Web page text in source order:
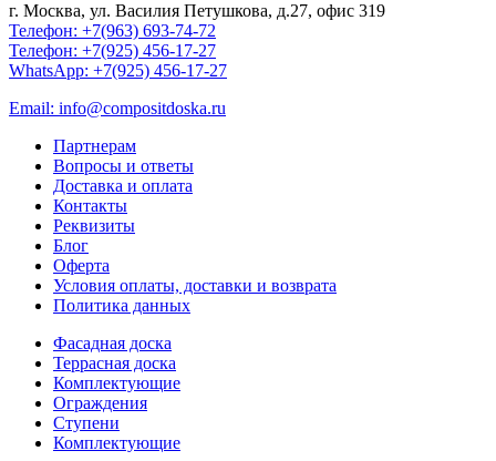
г. Москва, ул. Василия Петушкова, д.27, офис 319
Телефон: +7(963) 693-74-72
Телефон: +7(925) 456-17-27
WhatsApp: +7(925) 456-17-27
Email: info@compositdoska.ru
Партнерам
Вопросы и ответы
Доставка и оплата
Контакты
Реквизиты
Блог
Оферта
Условия оплаты, доставки и возврата
Политика данных
Фасадная доска
Террасная доска
Комплектующие
Ограждения
Ступени
Комплектующие